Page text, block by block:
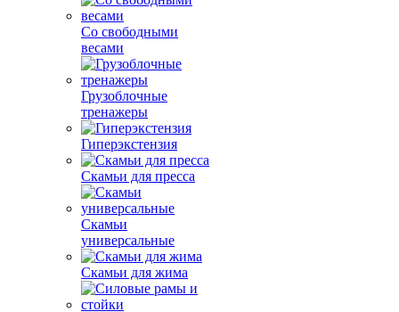
Со свободными
весами
Грузоблочные
тренажеры
Гиперэкстензия
Скамьи для пресса
Скамьи
универсальные
Скамьи для жима